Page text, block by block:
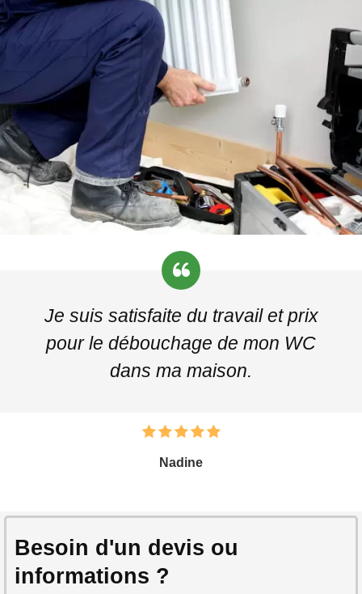
Je suis satisfaite du travail et prix
pour le débouchage de mon WC
dans ma maison.
Nadine
Besoin d'un devis ou
informations ?